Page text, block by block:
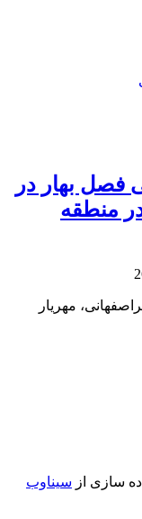
فصل بهار در
منطقه
مهریار
سازی از سیناوب